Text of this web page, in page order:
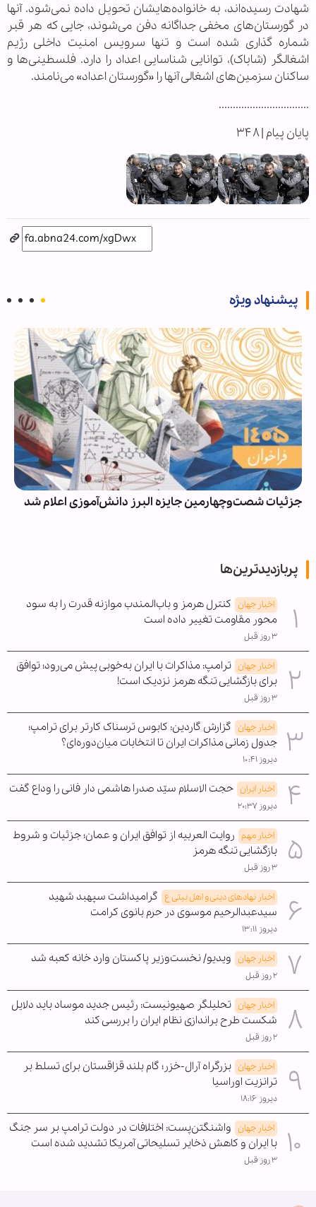
شهادت رسیده‌اند، به خانواده‌هایشان تحویل داده نمی‌شود. آنها
در گورستان‌های مخفی جداگانه دفن می‌شوند، جایی که هر قبر
شماره گذاری شده است و تنها سرویس امنیت داخلی رژیم
اشغالگر (شاباک)، توانایی شناسایی اعداد را دارد. فلسطینی‌ها و
ساکنان سزمین‌های اشغالی آنها را «گورستان اعداد» می‌نامند.
................................
پایان پیام | ۳۴۸
پیشنهاد ویژه
جزئیات شصت‌وچهارمین جایزه البرز دانش‌آموزی اعلام شد
پربازدیدترین‌ها
اخبار جهان کنترل هرمز و باب‌المندب موازنه قدرت را به سود
محور مقاومت تغییر داده است
۳ روز قبل
اخبار جهان ترامپ: مذاکرات با ایران به‌خوبی پیش می‌رود؛ توافق
برای بازگشایی تنگه هرمز نزدیک است!
۳ روز قبل
اخبار جهان گزارش گاردین: کابوس ترسناک کارتر برای ترامپ؛
جدول زمانی مذاکرات ایران تا انتخابات میان‌دوره‌ای؟
دیروز ۱۰:۴۱
اخبار ایران حجت الاسلام سیّد صدرا هاشمی دار فانی را وداع گفت
دیروز ۲۰:۳۷
اخبار مهم روایت العربیه از توافق ایران و عمان؛ جزئیات و شروط
بازگشایی تنگه هرمز
۳ روز قبل
اخبار نهادهای دینی و اهل بیتی ع گرامیداشت سپهبد شهید
سیدعبدالرحیم موسوی در حرم بانوی کرامت
دیروز ۱۳:۱۱
اخبار جهان ویدیو/ نخست‌وزیر پاکستان وارد خانه کعبه شد
۲ روز قبل
اخبار جهان تحلیلگر صهیونیست: رئیس جدید موساد باید دلایل
شکست طرح براندازی نظام ایران را بررسی کند
۲ روز قبل
اخبار جهان بزرگراه آرال-خزر؛ گام بلند قزاقستان برای تسلط بر
ترانزیت اوراسیا
دیروز ۱۸:۱۶
اخبار جهان واشنگتن‌پست: اختلافات در دولت ترامپ بر سر جنگ
با ایران و کاهش ذخایر تسلیحاتی آمریکا تشدید شده است
۳ روز قبل